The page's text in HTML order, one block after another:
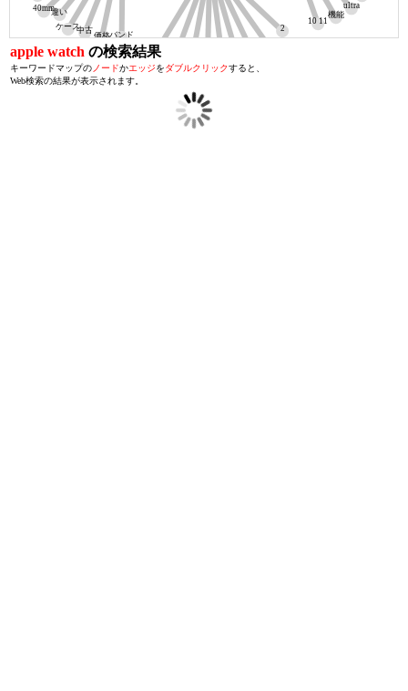
2
サイズ
バンド
第二世代
第3世代
機能
ultra
10 11
中古
価格
違い
バンド
ケース
40mm
apple watchの検索結果
キーワードマップの ノードかエッジをダブルクリックすると、
Web検索の結果が表示されます。